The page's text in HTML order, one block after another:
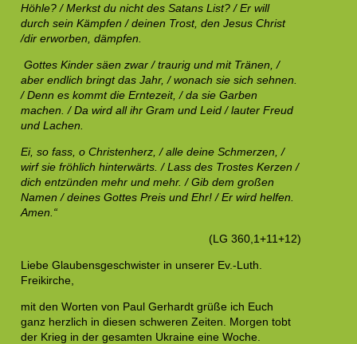
Höhle? / Merkst du nicht des Satans List? / Er will
durch sein Kämpfen / deinen Trost, den Jesus Christ
/dir erworben, dämpfen.
Gottes Kinder säen zwar / traurig und mit Tränen, /
aber endlich bringt das Jahr, / wonach sie sich sehnen.
/ Denn es kommt die Erntezeit, / da sie Garben
machen. / Da wird all ihr Gram und Leid / lauter Freud
und Lachen.
Ei, so fass, o Christenherz, / alle deine Schmerzen, /
wirf sie fröhlich hinterwärts. / Lass des Trostes Kerzen /
dich entzünden mehr und mehr. / Gib dem großen
Namen / deines Gottes Preis und Ehr! / Er wird helfen.
Amen.“
(LG 360,1+11+12)
Liebe Glaubensgeschwister in unserer Ev.-Luth.
Freikirche,
mit den Worten von Paul Gerhardt grüße ich Euch
ganz herzlich in diesen schweren Zeiten. Morgen tobt
der Krieg in der gesamten Ukraine eine Woche.